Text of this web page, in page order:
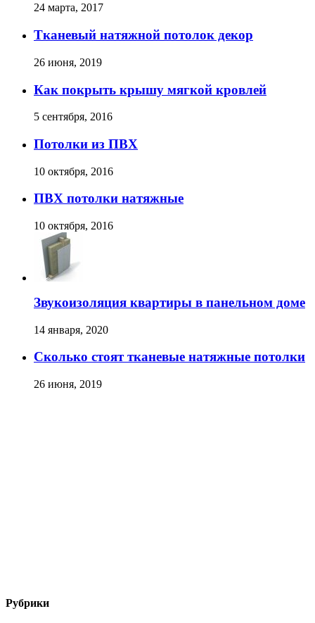
24 марта, 2017
Тканевый натяжной потолок декор
26 июня, 2019
Как покрыть крышу мягкой кровлей
5 сентября, 2016
Потолки из ПВХ
10 октября, 2016
ПВХ потолки натяжные
10 октября, 2016
Звукоизоляция квартиры в панельном доме
14 января, 2020
Сколько стоят тканевые натяжные потолки
26 июня, 2019
Рубрики